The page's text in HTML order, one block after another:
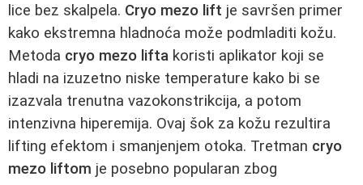
lice bez skalpela. Cryo mezo lift je savršen primer
kako ekstremna hladnoća može podmladiti kožu.
Metoda cryo mezo lifta koristi aplikator koji se
hladi na izuzetno niske temperature kako bi se
izazvala trenutna vazokonstrikcija, a potom
intenzivna hiperemija. Ovaj šok za kožu rezultira
lifting efektom i smanjenjem otoka. Tretman cryo
mezo liftom je posebno popularan zbog